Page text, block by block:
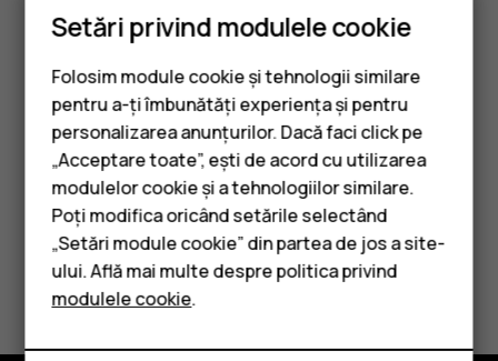
Smartphone-uri
Telefoane clasice
Accesorii
Tablete
Selectați Meniu > Personalizare Sunete
Alertă mesaj
Derulați la un sunet de mesaj.
ApăsațiSelect.
Considerați utile aceste informații?
Setări privind modulele cookie
Folosim module cookie și tehnologii similare
pentru a-ți îmbunătăți experiența și pentru
personalizarea anunțurilor. Dacă faci click pe
„Acceptare toate”, ești de acord cu utilizarea
modulelor cookie și a tehnologiilor similare.
Poți modifica oricând setările selectând
„Setări module cookie” din partea de jos a site-
ului. Află mai multe despre politica privind
modulele cookie.